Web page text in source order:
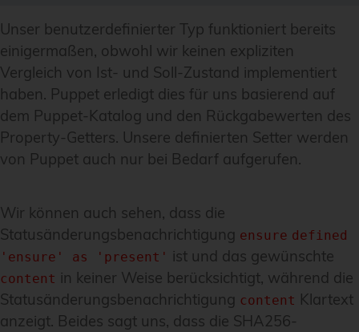
Unser benutzerdefinierter Typ funktioniert bereits
einigermaßen, obwohl wir keinen expliziten
Vergleich von Ist- und Soll-Zustand implementiert
haben. Puppet erledigt dies für uns basierend auf
dem Puppet-Katalog und den Rückgabewerten des
Property-Getters. Unsere definierten Setter werden
von Puppet auch nur bei Bedarf aufgerufen.
Wir können auch sehen, dass die
Statusänderungsbenachrichtigung ensure defined
'ensure' as 'present' ist und das gewünschte
content in keiner Weise berücksichtigt, während die
Statusänderungsbenachrichtigung content Klartext
anzeigt. Beides sagt uns, dass die SHA256-